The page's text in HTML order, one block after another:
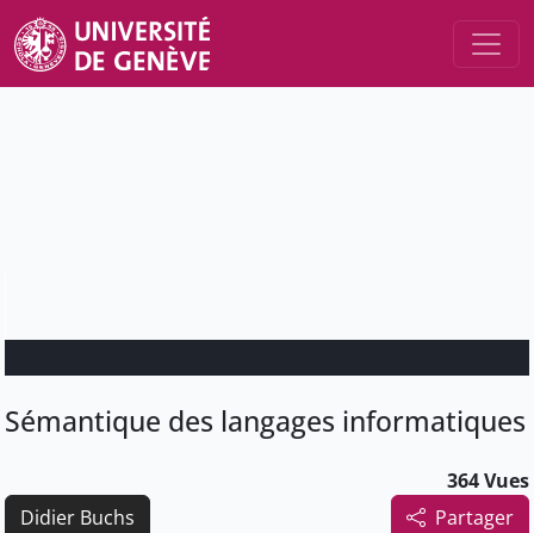
Sémantique des langages informatiques
364 Vues
Partager
Didier Buchs